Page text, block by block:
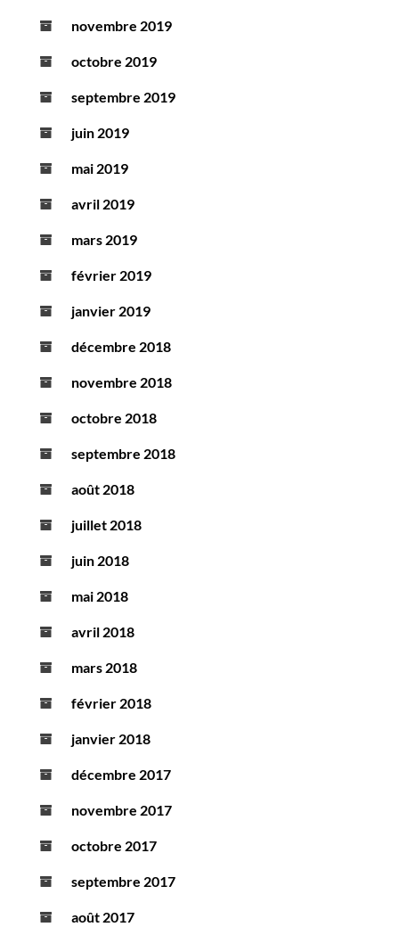
novembre 2019
octobre 2019
septembre 2019
juin 2019
mai 2019
avril 2019
mars 2019
février 2019
janvier 2019
décembre 2018
novembre 2018
octobre 2018
septembre 2018
août 2018
juillet 2018
juin 2018
mai 2018
avril 2018
mars 2018
février 2018
janvier 2018
décembre 2017
novembre 2017
octobre 2017
septembre 2017
août 2017